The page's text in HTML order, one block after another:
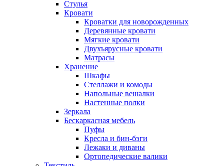
Стулья
Кровати
Кроватки для новорожденных
Деревянные кровати
Мягкие кровати
Двухъярусные кровати
Матрасы
Хранение
Шкафы
Стеллажи и комоды
Напольные вешалки
Настенные полки
Зеркала
Бескаркасная мебель
Пуфы
Кресла и бин-бэги
Лежаки и диваны
Ортопедические валики